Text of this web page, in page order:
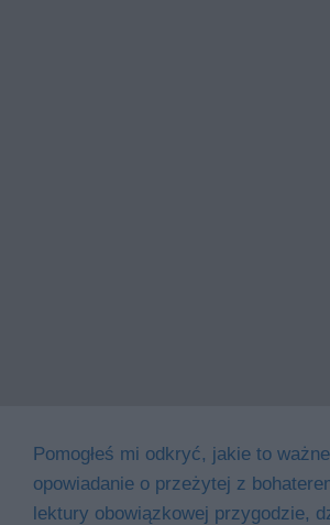
Pomogłeś mi odkryć, jakie to
opowiadanie o przeżytej z
lektury obowiązkowej przygodzie,